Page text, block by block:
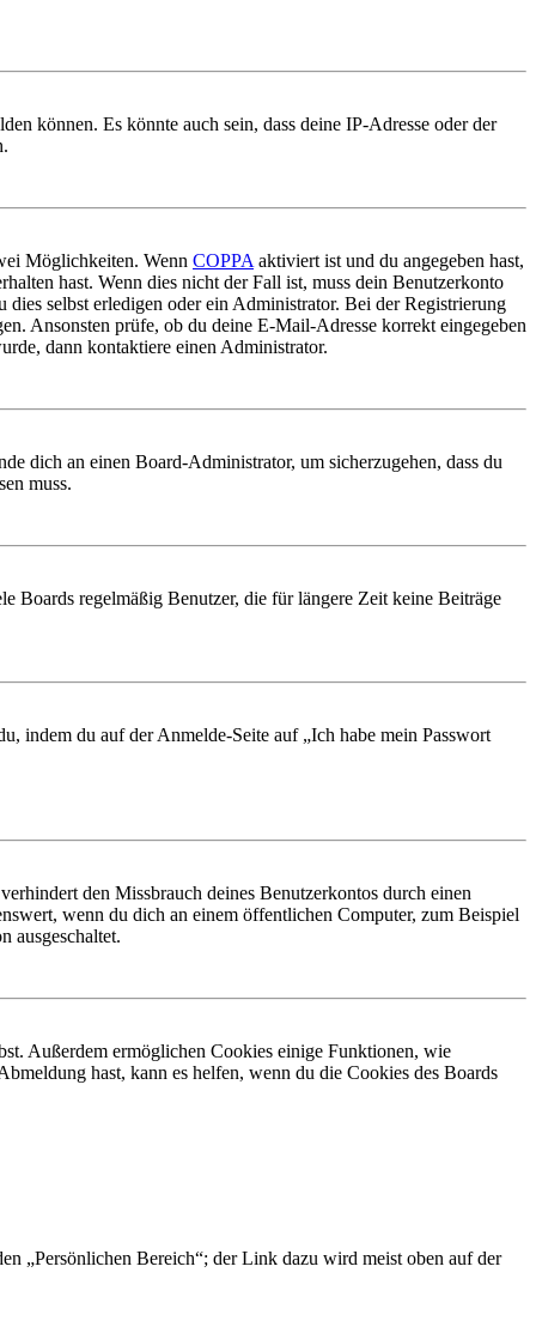
können. Es könnte auch sein, dass deine IP-Adresse oder der
Möglichkeiten. Wenn COPPA aktiviert ist und du angegeben hast,
hast. Wenn dies nicht der Fall ist, muss dein Benutzerkonto
selbst erledigen oder ein Administrator. Bei der Registrierung
Ansonsten prüfe, ob du deine E-Mail-Adresse korrekt eingegeben
dann kontaktiere einen Administrator.
dich an einen Board-Administrator, um sicherzugehen, dass du
muss.
Boards regelmäßig Benutzer, die für längere Zeit keine Beiträge
indem du auf der Anmelde-Seite auf „Ich habe mein Passwort
den Missbrauch deines Benutzerkontos durch einen
wenn du dich an einem öffentlichen Computer, zum Beispiel
ausgeschaltet.
Außerdem ermöglichen Cookies einige Funktionen, wie
hast, kann es helfen, wenn du die Cookies des Boards
„Persönlichen Bereich“; der Link dazu wird meist oben auf der